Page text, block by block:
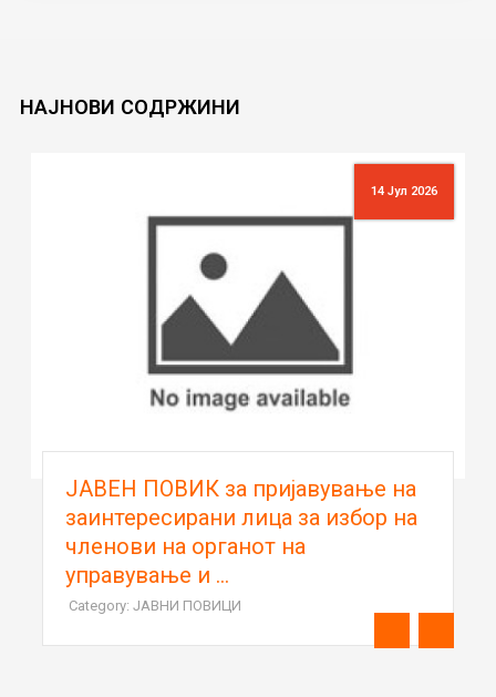
НАЈНОВИ СОДРЖИНИ
14 Јул 2026
ЈАВЕН ПОВИК за пријавување на
заинтересирани лица за избор на
членови на органот на
управување и ...
Category: ЈАВНИ ПОВИЦИ